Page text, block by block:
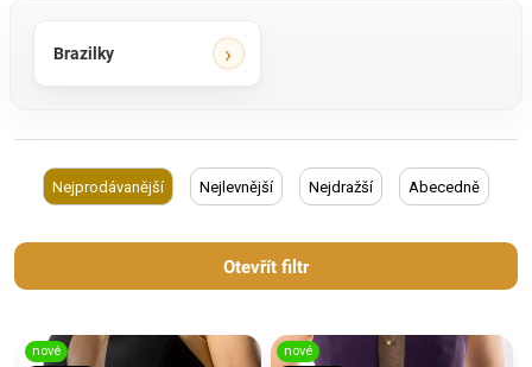
Brazilky
Nejprodávanější Nejlevnější Nejdražší Abecedně
Otevřít filtr
nové
nové